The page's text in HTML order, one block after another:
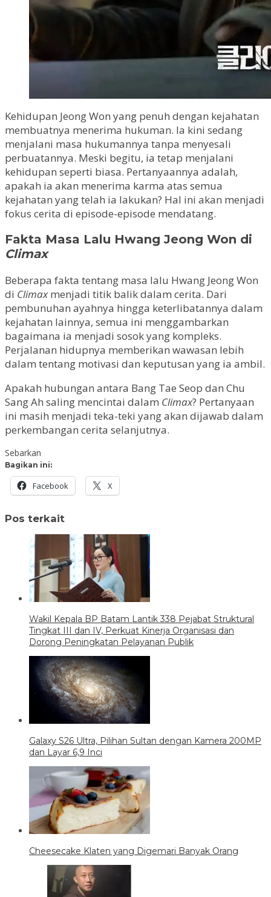
Kehidupan Jeong Won yang penuh dengan kejahatan
membuatnya menerima hukuman. Ia kini sedang
menjalani masa hukumannya tanpa menyesali
perbuatannya. Meski begitu, ia tetap menjalani
kehidupan seperti biasa. Pertanyaannya adalah,
apakah ia akan menerima karma atas semua
kejahatan yang telah ia lakukan? Hal ini akan menjadi
fokus cerita di episode-episode mendatang.
Fakta Masa Lalu Hwang Jeong Won di
Climax
Beberapa fakta tentang masa lalu Hwang Jeong Won
di Climaxmenjadi titik balik dalam cerita. Dari
pembunuhan ayahnya hingga keterlibatannya dalam
kejahatan lainnya, semua ini menggambarkan
bagaimana ia menjadi sosok yang kompleks.
Perjalanan hidupnya memberikan wawasan lebih
dalam tentang motivasi dan keputusan yang ia ambil.
Apakah hubungan antara Bang Tae Seop dan Chu
Sang Ah saling mencintai dalam Climax? Pertanyaan
ini masih menjadi teka-teki yang akan dijawab dalam
perkembangan cerita selanjutnya.
Sebarkan
Bagikan ini:
Facebook X
Pos terkait
Wakil Kepala BP Batam Lantik 338 Pejabat Struktural
Tingkat III dan IV, Perkuat Kinerja Organisasi dan
Dorong Peningkatan Pelayanan Publik
Galaxy S26 Ultra, Pilihan Sultan dengan Kamera 200MP
dan Layar 6,9 Inci
Cheesecake Klaten yang Digemari Banyak Orang